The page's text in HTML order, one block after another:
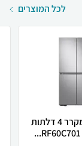
לכל המוצרים
Samsung מקרר 4 דלתות